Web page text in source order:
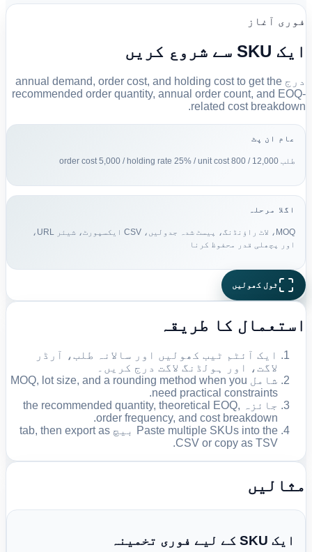
فوری آغاز
ایک SKU سے شروع کریں
درج annual demand, order cost, and holding cost to get the
recommended order quantity, annual order count, and EOQ-
related cost breakdown.
عام ان پٹ
طلب 12,000 / order cost 5,000 / holding rate 25% / unit cost 800
اگلا مرحلہ
MOQ، لاٹ راؤنڈنگ، پیسٹ شدہ جدولیں، CSV ایکسپورٹ، شیئر URL،
اور پچھلی قدر محفوظ کرنا
ٹول کھولیں
استعمال کا طریقہ
ایک آئٹم ٹیب کھولیں اور سالانہ طلب، آرڈر
لاگت، اور ہولڈنگ لاگت درج کریں۔
شامل MOQ, lot size, and a rounding method when you
need practical constraints.
جائزہ the recommended quantity, theoretical EOQ,
order frequency, and cost breakdown.
Paste multiple SKUs into the بیچ tab, then export as
CSV or copy as TSV.
مثالیں
ایک SKU کے لیے فوری تخمینہ